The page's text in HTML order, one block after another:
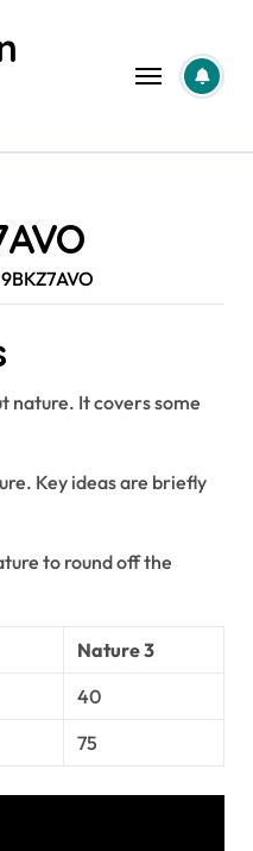
9BKZ7AVO
nature. It covers some
Key ideas are briefly
to round off the
Nature 3
40
75